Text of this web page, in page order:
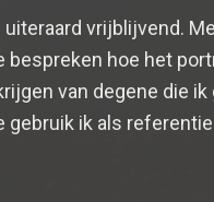
vrijblijvend.
bespreken hoe het
van degene die ik
gebruik ik als